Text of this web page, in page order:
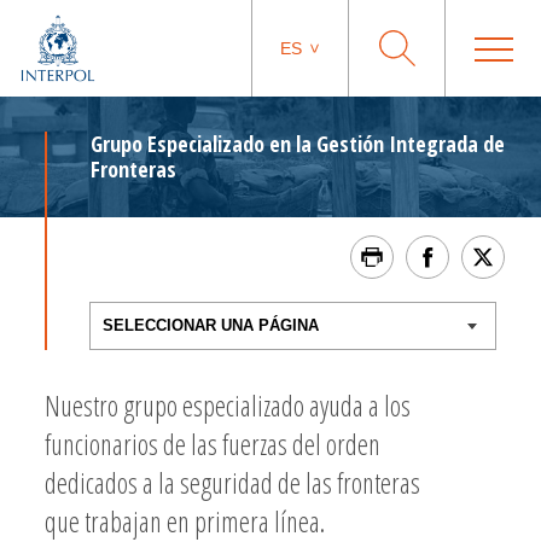
ES
Grupo Especializado en la Gestión Integrada de
Fronteras
Nuestro grupo especializado ayuda a los
funcionarios de las fuerzas del orden
dedicados a la seguridad de las fronteras
que trabajan en primera línea.